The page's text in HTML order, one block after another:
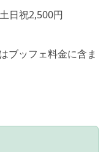
日祝2,500円
ブッフェ料金に含ま